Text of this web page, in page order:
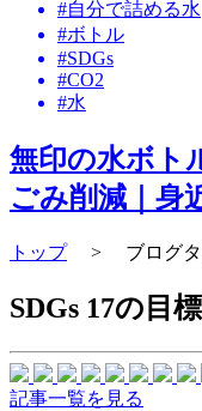
#自分で詰める水
#ボトル
#SDGs
#CO2
#水
無印の水ボト
ごみ削減｜身
トップ> ブログ
SDGs 17の目
記事一覧を見る